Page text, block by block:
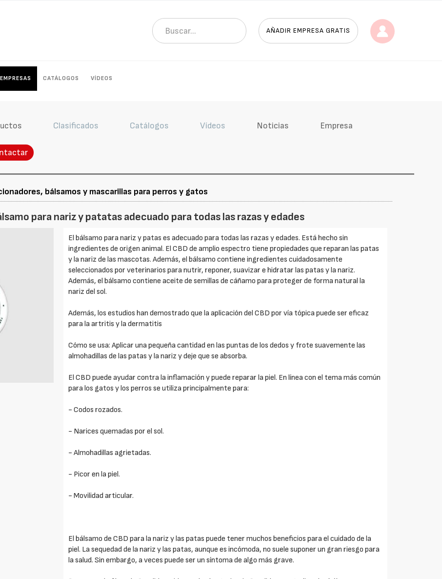
AÑADIR EMPRESA GRATIS
EMPRESAS CATÁLOGOS VÍDEOS
Clasificados Catálogos Vídeos Noticias Empresa
bálsamos y mascarillas para perros y gatos
para nariz y patatas adecuado para todas las razas y edades
El bálsamo para nariz y patas es adecuado para todas las razas y edades. Está hecho sin
ingredientes de origen animal. El CBD de amplio espectro tiene propiedades que reparan las patas
y la nariz de las mascotas. Además, el bálsamo contiene ingredientes cuidadosamente
seleccionados por veterinarios para nutrir, reponer, suavizar e hidratar las patas y la nariz.
Además, el bálsamo contiene aceite de semillas de cáñamo para proteger de forma natural la
nariz del sol.
Además, los estudios han demostrado que la aplicación del CBD por vía tópica puede ser eficaz
para la artritis y la dermatitis
Cómo se usa: Aplicar una pequeña cantidad en las puntas de los dedos y frote suavemente las
almohadillas de las patas y la nariz y deje que se absorba.
El CBD puede ayudar contra la inflamación y puede reparar la piel. En línea con el tema más común
para los gatos y los perros se utiliza principalmente para:
- Codos rozados.
- Narices quemadas por el sol.
- Almohadillas agrietadas.
- Picor en la piel.
- Movilidad articular.
El bálsamo de CBD para la nariz y las patas puede tener muchos beneficios para el cuidado de la
piel. La sequedad de la nariz y las patas, aunque es incómoda, no suele suponer un gran riesgo para
la salud. Sin embargo, a veces puede ser un síntoma de algo más grave.